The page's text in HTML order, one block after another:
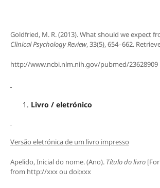
Goldfried, M. R. (2013). What should we expect
ClinicalPsychology Review, 33(5), 654–662.
http://www.ncbi.nlm.nih.gov/pubmed/23628909
Livro / eletrónico
Versão eletrónica de um livro impresso
Apelido, Inicial do nome. (Ano). Título do livro
from http://xxx ou doi:xxx